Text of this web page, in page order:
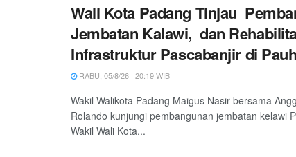
Wali Kota Padang Tinjau
Jembatan Kalawi, dan
Infrastruktur Pascabanjir di Pauh
RABU, 05/8/26 | 20:19 WIB
Wakil Walikota Padang Maigus Nasir bersama
Rolando kunjungi pembangunan jembatan kelawi
Wakil Wali Kota...